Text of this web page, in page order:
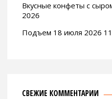
Вкусные конфеты с
2026
Подъем 18 июля 2026
СВЕЖИЕ КОММЕНТАРИИ